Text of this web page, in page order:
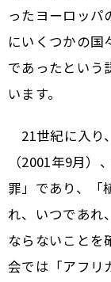
ったヨーロッパ
にいくつかの国
であったという
います。
21世紀に入り
（2001年9月
罪」であり、「
れ、いつであれ
ならないことを
会では「アフリ